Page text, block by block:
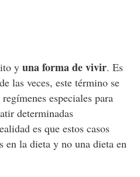
y una forma de vivir. Es
las veces, este término se
especiales para
determinadas
es que estos casos
en la dieta y no una dieta en